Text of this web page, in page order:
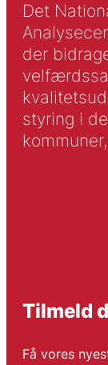
Det
der
styring i
Tilmeld
Få vores